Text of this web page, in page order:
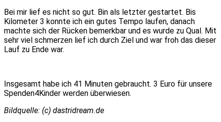
Bei mir lief es nicht so gut. Bin als letzter gestartet. Bis
Kilometer 3 konnte ich ein gutes Tempo laufen, danach
machte sich der Rücken bemerkbar und es wurde zu Qual. Mit
sehr viel schmerzen lief ich durch Ziel und war froh das dieser
Lauf zu Ende war.
Insgesamt habe ich 41 Minuten gebraucht. 3 Euro für unsere
Spenden4Kinder werden überwiesen.
Bildquelle: (c) dastridream.de